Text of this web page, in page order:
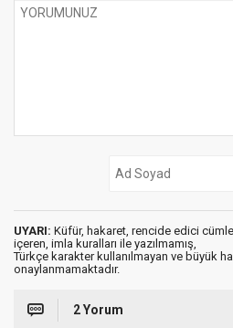
UYARI: Küfür, hakaret, rencide edici
içeren, imla kuralları ile yazılmamış,
Türkçe karakter kullanılmayan ve büyük
onaylanmamaktadır.
2 Yorum